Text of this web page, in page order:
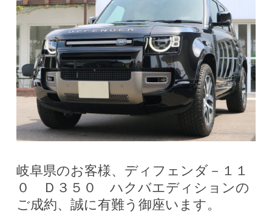
岐阜県のお客様、ディフェンダ－１１
０ Ｄ３５０ ハクバエディションの
ご成約、誠に有難う御座います。